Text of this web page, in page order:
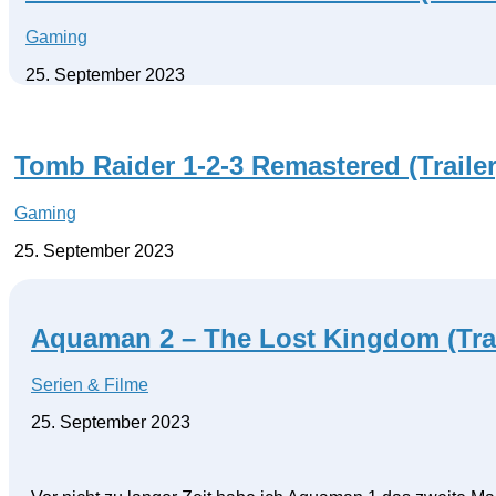
Gaming
25. September 2023
Tomb Raider 1-2-3 Remastered
Gaming
25. September 2023
Aquaman 2 – The Lost Kingdom
Serien & Filme
25. September 2023